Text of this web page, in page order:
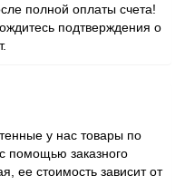
полной оплаты счета!
подтверждения о
у нас товары по
помощью заказного
ее стоимость зависит от